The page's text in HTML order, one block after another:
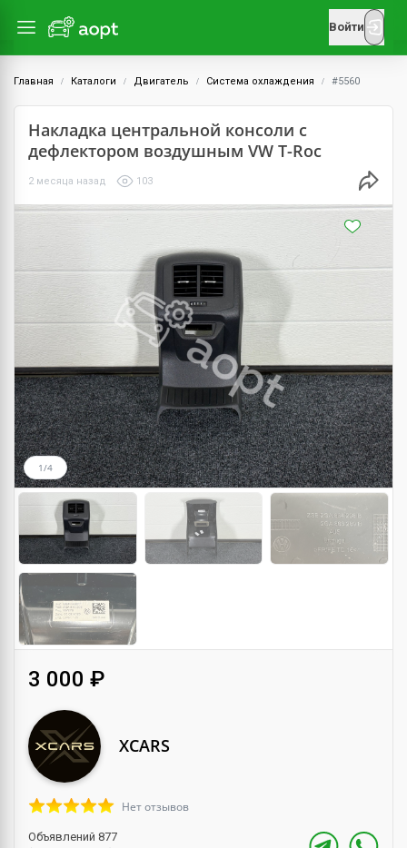
Войти
Главная Каталоги Двигатель Система охлаждения #5560
Накладка центральной консоли с
дефлектором воздушным VW T-Roc
2 месяца назад 103
1/4
3 000 ₽
XCARS
Нет отзывов
Объявлений 877